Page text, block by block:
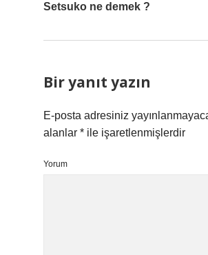
Setsuko ne demek ?
Bir yanıt yazın
E-posta adresiniz
alanlar * ile işaretlenmişlerdir
Yorum